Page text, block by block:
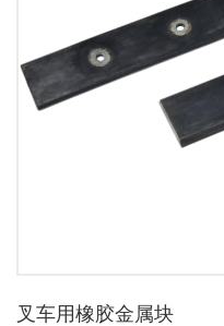
叉车用橡胶金属块